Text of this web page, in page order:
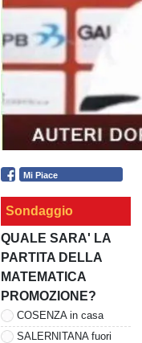
Mi Piace
Sondaggio
QUALE SARA' LA
PARTITA DELLA
MATEMATICA
PROMOZIONE?
COSENZA in casa
SALERNITANA fuori